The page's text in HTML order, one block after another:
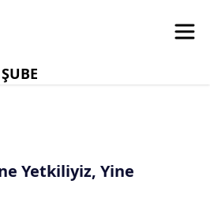
Yetkiliyiz, Yine